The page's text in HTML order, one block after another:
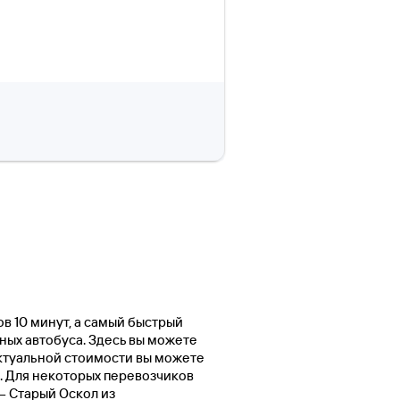
10 минут, а самый быстрый
автобуса. Здесь вы можете
стоимости вы можете
некоторых перевозчиков
Старый Оскол из